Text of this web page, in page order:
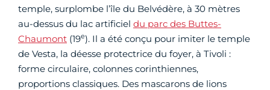
temple, surplombe l’île du Belvédère, à 30 mètres
au-dessus du lac artificiel du parc des Buttes-
Chaumont (19e). Il a été conçu pour imiter le temple
de Vesta, la déesse protectrice du foyer, à Tivoli :
forme circulaire, colonnes corinthiennes,
proportions classiques. Des mascarons de lions